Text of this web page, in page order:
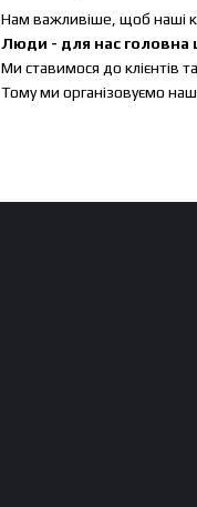
Нам важливіше, щоб наші
Люди - для нас головна
Ми ставимося до клієнтів
Тому ми організовуємо